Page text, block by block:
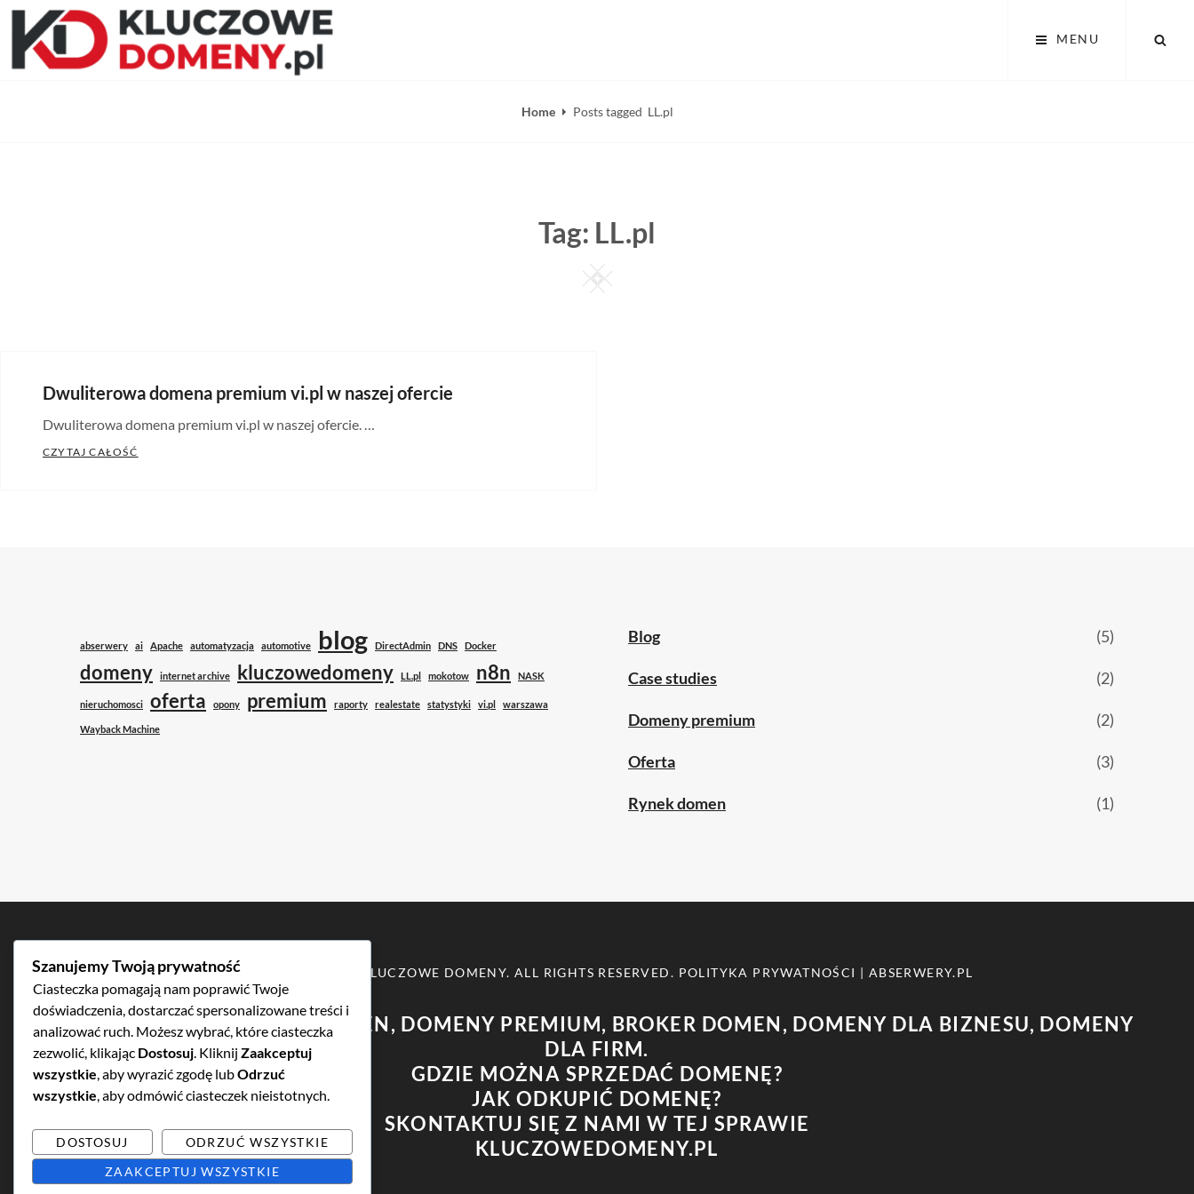
Skip
content
Kluczowe Domeny Inwestuj tylko w Kluczowe Domeny… MENU
Home Posts tagged LL.pl
Tag: LL.pl
Square
Dwuliterowa domena premium vi.pl w naszej ofercie
Dwuliterowa domena premium vi.pl w naszej ofercie. …
CZYTAJ CAŁOŚĆ
abserwery ai Apache automatyzacja automotive blog DirectAdmin DNS Docker
domeny internet archive kluczowedomeny LL.pl mokotow n8n NASK
nieruchomosci oferta opony premium raporty realestate statystyki vi.pl warszawa
Wayback Machine
Blog (5)
Case studies (2)
Domeny premium (2)
Oferta (3)
Rynek domen (1)
COPYRIGHT © 2026 KLUCZOWE DOMENY. ALL RIGHTS RESERVED. POLITYKA PRYWATNOŚCI | ABSERWERY.PL
SKUP DOMEN, WYCENA DOMEN, DOMENY PREMIUM, BROKER DOMEN, DOMENY DLA BIZNESU, DOMENY
DLA FIRM.
GDZIE MOŻNA SPRZEDAĆ DOMENĘ?
JAK ODKUPIĆ DOMENĘ?
SKONTAKTUJ SIĘ Z NAMI W TEJ SPRAWIE
KLUCZOWEDOMENY.PL
Szanujemy Twoją prywatność
Ciasteczka pomagają nam poprawić Twoje
doświadczenia, dostarczać spersonalizowane treści i
analizować ruch. Możesz wybrać, które ciasteczka
zezwolić, klikając Dostosuj. Kliknij Zaakceptuj
wszystkie, aby wyrazić zgodę lubOdrzuć
wszystkie, aby odmówić ciasteczek nieistotnych.
DOSTOSUJ
ODRZUĆ WSZYSTKIE
ZAAKCEPTUJ WSZYSTKIE